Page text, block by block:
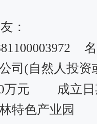
：
司(自然人投资
万元
成立
特色产业园